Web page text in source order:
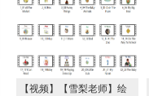
【视频】【雪梨老师】绘